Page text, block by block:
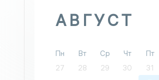
АВГУСТ
Пн Вт Ср Чт Пт
27
28 29 30 31